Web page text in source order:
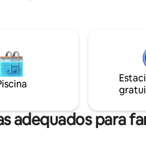
compras de alimentos. Temos
em liberdade
adequados para